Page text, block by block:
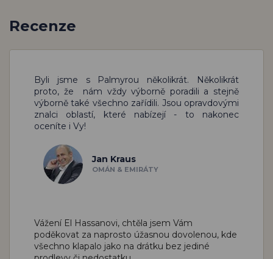
Recenze
Byli jsme s Palmyrou několikrát. Několikrát
proto, že nám vždy výborně poradili a stejně
výborně také všechno zařídili. Jsou opravdovými
znalci oblastí, které nabízejí - to nakonec
oceníte i Vy!
Jan Kraus
OMÁN & EMIRÁTY
Vážení El Hassanovi, chtěla jsem Vám
poděkovat za naprosto úžasnou dovolenou, kde
všechno klapalo jako na drátku bez jediné